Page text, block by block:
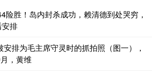
险胜！岛内封杀成功，赖清德到处哭穷，
排
安排为毛主席守灵时的抓拍照（图一），
，黄维